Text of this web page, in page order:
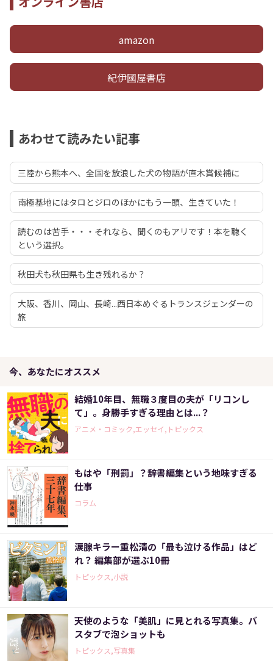
amazon
紀伊國屋書店
あわせて読みたい記事
三陸から熊本へ、全国を放浪した犬の物語が直木賞候補に
南極基地にはタロとジロのほかにもう一頭、生きていた！
読むのは苦手・・・それなら、聞くのもアリです！本を聴く
という選択。
秋田犬も秋田県も生き残れるか？
大阪、香川、岡山、長崎...西日本めぐるトランスジェンダーの
旅
今、あなたにオススメ
結婚10年目、無職３度目の夫が「リコンし
て」。身勝手すぎる理由とは...？
アニメ・コミック,エッセイ,トピックス
もはや「刑罰」？辞書編集という地味すぎる
仕事
コラム
涙腺キラー重松清の「最も泣ける作品」はど
れ？ 編集部が選ぶ10冊
トピックス,小説
天使のような「美肌」に見とれる写真集。バ
スタブで泡ショットも
トピックス,写真集